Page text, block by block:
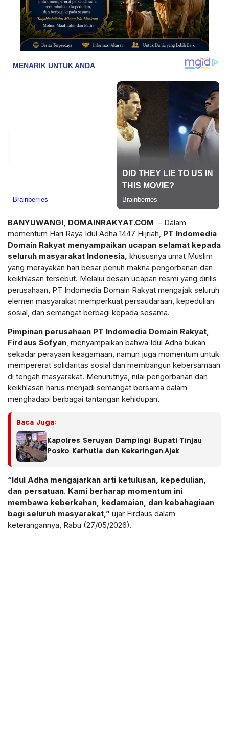
BANYUWANGI, DOMAINRAKYAT.COM – Dalam
momentum Hari Raya Idul Adha 1447 Hijriah, PT Indomedia
Domain Rakyat menyampaikan ucapan selamat kepada
seluruh masyarakat Indonesia, khususnya umat Muslim
yang merayakan hari besar penuh makna pengorbanan dan
keikhlasan tersebut. Melalui desain ucapan resmi yang dirilis
perusahaan, PT Indomedia Domain Rakyat mengajak seluruh
elemen masyarakat memperkuat persaudaraan, kepedulian
sosial, dan semangat berbagi kepada sesama.
Pimpinan perusahaan PT Indomedia Domain Rakyat,
Firdaus Sofyan , menyampaikan bahwa Idul Adha bukan
sekadar perayaan keagamaan, namun juga momentum untuk
mempererat solidaritas sosial dan membangun kebersamaan
di tengah masyarakat. Menurutnya, nilai pengorbanan dan
keikhlasan harus menjadi semangat bersama dalam
menghadapi berbagai tantangan kehidupan.
Baca Juga:
Kapolres Seruyan Dampingi Bupati Tinjau
Posko Karhutla dan Kekeringan,Ajak
“Idul Adha mengajarkan arti ketulusan, kepedulian,
dan persatuan. Kami berharap momentum ini
membawa keberkahan, kedamaian, dan kebahagiaan
bagi seluruh masyarakat,” ujar Firdaus dalam
keterangannya, Rabu (27/05/2026).